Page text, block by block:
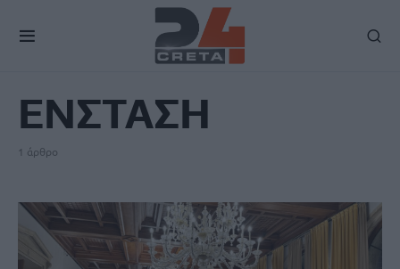
ΕΝΣΤΑΣΗ
1 άρθρο